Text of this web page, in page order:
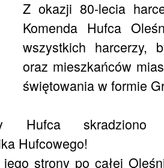
Z okazji 80-lecia
Komenda Hufca
wszystkich harcerzy,
oraz mieszkańców
świętowania w formie
Hufca skradziono
Hufcowego!
jego strony po całej